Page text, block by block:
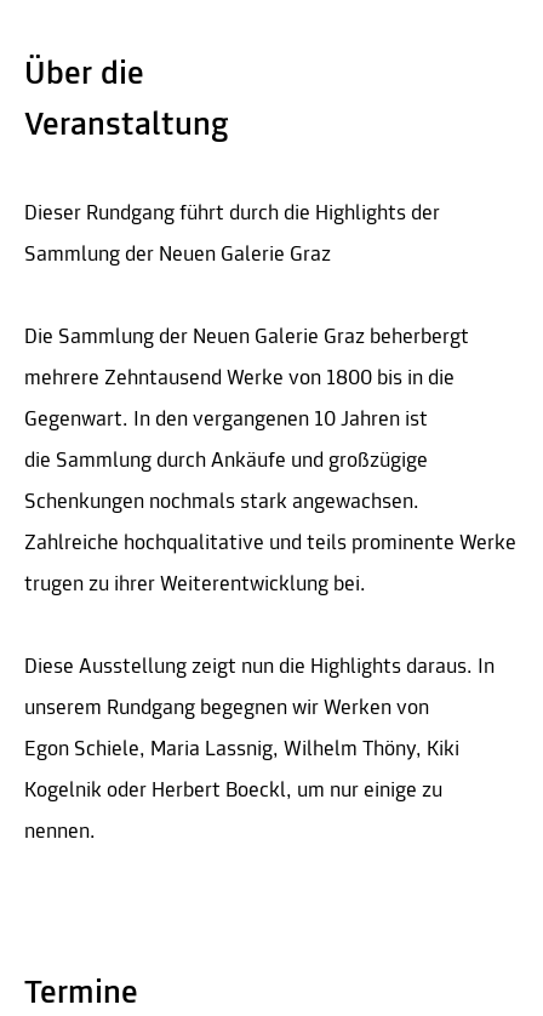
Über die
Veranstaltung
Dieser Rundgang führt durch die Highlights der
Sammlung der Neuen Galerie Graz
Die Sammlung der Neuen Galerie Graz beherbergt
mehrere Zehntausend Werke von 1800 bis in die
Gegenwart. In den vergangenen 10 Jahren ist
die Sammlung durch Ankäufe und großzügige
Schenkungen nochmals stark angewachsen.
Zahlreiche hochqualitative und teils prominente Werke
trugen zu ihrer Weiterentwicklung bei.
Diese Ausstellung zeigt nun die Highlights daraus. In
unserem Rundgang begegnen wir Werken von
Egon Schiele, Maria Lassnig, Wilhelm Thöny, Kiki
Kogelnik oder Herbert Boeckl, um nur einige zu
nennen.
Termine